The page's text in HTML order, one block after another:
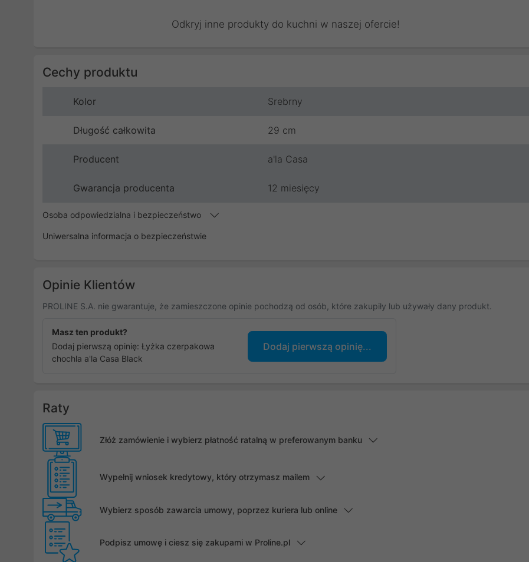
Odkryj inne produkty do kuchni w naszej ofercie!
Cechy produktu
Kolor Srebrny
Długość całkowita 29 cm
Producent a'la Casa
Gwarancja producenta 12 miesięcy
Osoba odpowiedzialna i bezpieczeństwo
Uniwersalna informacja o bezpieczeństwie
Opinie Klientów
PROLINE S.A. nie gwarantuje, że zamieszczone opinie pochodzą od osób, które zakupiły lub używały dany produkt.
Masz ten produkt?
Dodaj pierwszą opinię: Łyżka czerpakowa
chochla a'la Casa Black
Dodaj pierwszą opinię...
Raty
Złóż zamówienie i wybierz płatność ratalną w preferowanym banku
Wypełnij wniosek kredytowy, który otrzymasz mailem
Wybierz sposób zawarcia umowy, poprzez kuriera lub online
Podpisz umowę i ciesz się zakupami w Proline.pl